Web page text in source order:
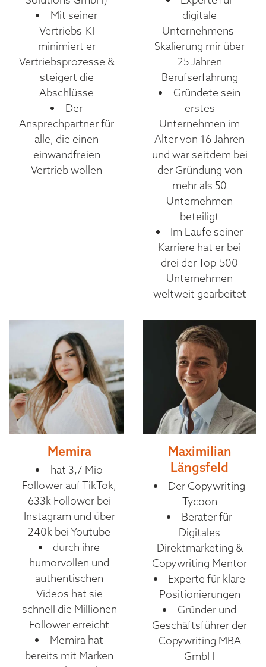
Mit seiner
Vertriebs-KI
minimiert er
Vertriebsprozesse &
steigert die
Abschlüsse
Der
Ansprechpartner für
alle, die einen
einwandfreien
Vertrieb wollen
digitale
Unternehmens-
Skalierung mir über
25 Jahren
Berufserfahrung
Gründete sein
erstes
Unternehmen im
Alter von 16 Jahren
und war seitdem bei
der Gründung von
mehr als 50
Unternehmen
beteiligt
Im Laufe seiner
Karriere hat er bei
drei der Top-500
Unternehmen
weltweit gearbeitet
Memira
hat 3,7 Mio
Follower auf TikTok,
633k Follower bei
Instagram und über
240k bei Youtube
durch ihre
humorvollen und
authentischen
Videos hat sie
schnell die Millionen
Follower erreicht
Memira hat
bereits mit Marken
Maximilian
Längsfeld
Der Copywriting
Tycoon
Berater für
Digitales
Direktmarketing &
Copywriting Mentor
Experte für klare
Positionierungen
Gründer und
Geschäftsführer der
Copywriting MBA
GmbH